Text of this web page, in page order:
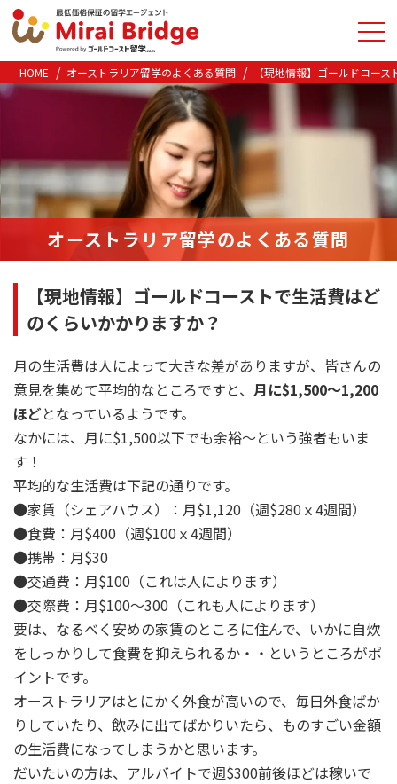
HOME オーストラリア留学のよくある質問 【現地情報】ゴールドコー
オーストラリア留学のよくある質問
【現地情報】ゴールドコーストで生活費はど
のくらいかかりますか？
月の生活費は人によって大きな差がありますが、皆さんの
意見を集めて平均的なところですと、 月に$1,500～1,200
ほどとなっているようです。
なかには、月に$1,500以下でも余裕～という強者もいま
す！
平均的な生活費は下記の通りです。
●家賃（シェアハウス）：月$1,120（週$280ｘ4週間）
●食費：月$400（週$100ｘ4週間）
●携帯：月$30
●交通費：月$100（これは人によります）
●交際費：月$100～300（これも人によります）
要は、なるべく安めの家賃のところに住んで、いかに自炊
をしっかりして食費を抑えられるか・・というところがポ
イントです。
オーストラリアはとにかく外食が高いので、毎日外食ばか
りしていたり、飲みに出てばかりいたら、ものすごい金額
の生活費になってしまうかと思います。
だいたいの方は、アルバイトで週$300前後ほどは稼いで